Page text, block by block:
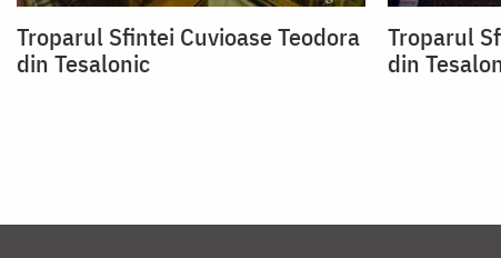
Troparul Sfintei Cuvioase Teodora
din Tesalonic
Troparul
din